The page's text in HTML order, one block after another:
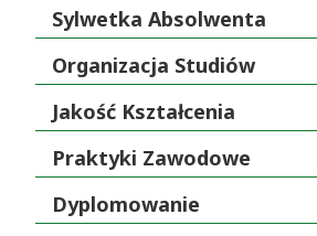
Sylwetka Absolwenta
Organizacja Studiów
Jakość Kształcenia
Praktyki Zawodowe
Dyplomowanie